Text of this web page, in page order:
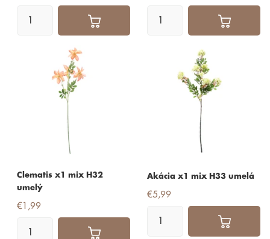
Clematis x1 mix H32
umelý
€1,99
Akácia x1 mix H33 umelá
€5,99